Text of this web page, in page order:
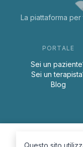
La piattaforma
PORTALE
Sei un
Sei un
Blog
Questo sito